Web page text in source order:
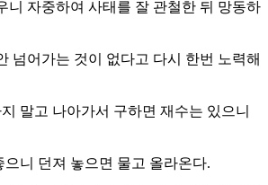
니 자중하여 사태를 잘 관철한 뒤 망동하
넘어가는 것이 없다고 다시 한번 노력해
말고 나아가서 구하면 재수는 있으니
으니 던져 놓으면 물고 올라온다.